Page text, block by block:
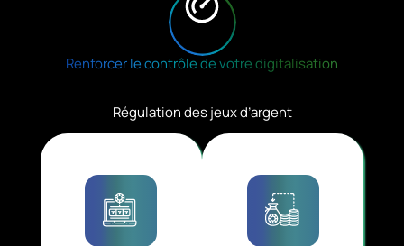
Renforcer le contrôle de votre digitalisation
Régulation des jeux d’argent